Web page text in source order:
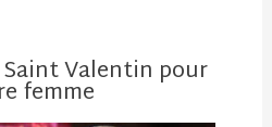
Saint Valentin pour
femme